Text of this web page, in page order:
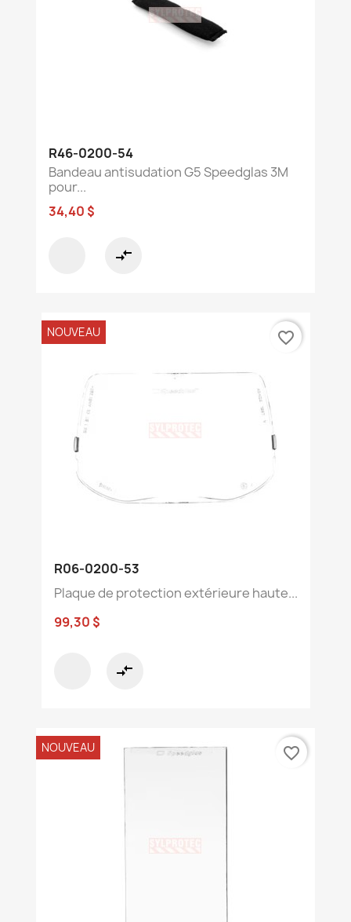
R46-0200-54
Bandeau antisudation G5 Speedglas 3M
pour...
34,40 $
compare_arrows
R06-0200-53
Plaque de protection extérieure haute...
99,30 $
compare_arrows
NOUVEAU favorite_border
NOUVEAU favorite_border